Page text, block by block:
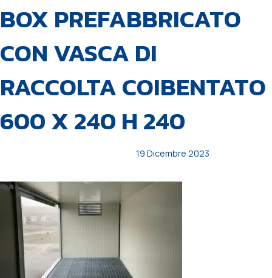
IN:
BOX PREFABBRICATO
CON VASCA DI
RACCOLTA COIBENTATO
600 X 240 H 240
il:
19 Dicembre 2023